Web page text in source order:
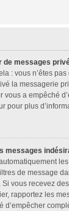
de messages
: vous n’êtes
la messagerie
vous a empêché
pour plus
messages
de message
vous recevez
rapportez les
d’empêcher